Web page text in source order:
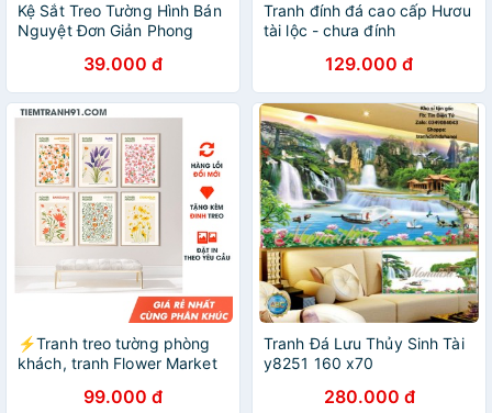
Kệ Sắt Treo Tường Hình Bán
Nguyệt Đơn Giản Phong
39.000 đ
Tranh đính đá cao cấp Hươu
tài lộc - chưa đính
129.000 đ
⚡Tranh treo tường phòng
khách, tranh Flower Market
treo tranh - TIỆM TRANH 91
99.000 đ
Tranh Đá Lưu Thủy Sinh Tài
y8251 160 x70
280.000 đ